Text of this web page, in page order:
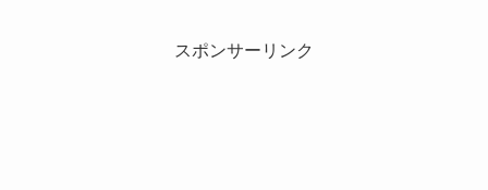
スポンサーリンク